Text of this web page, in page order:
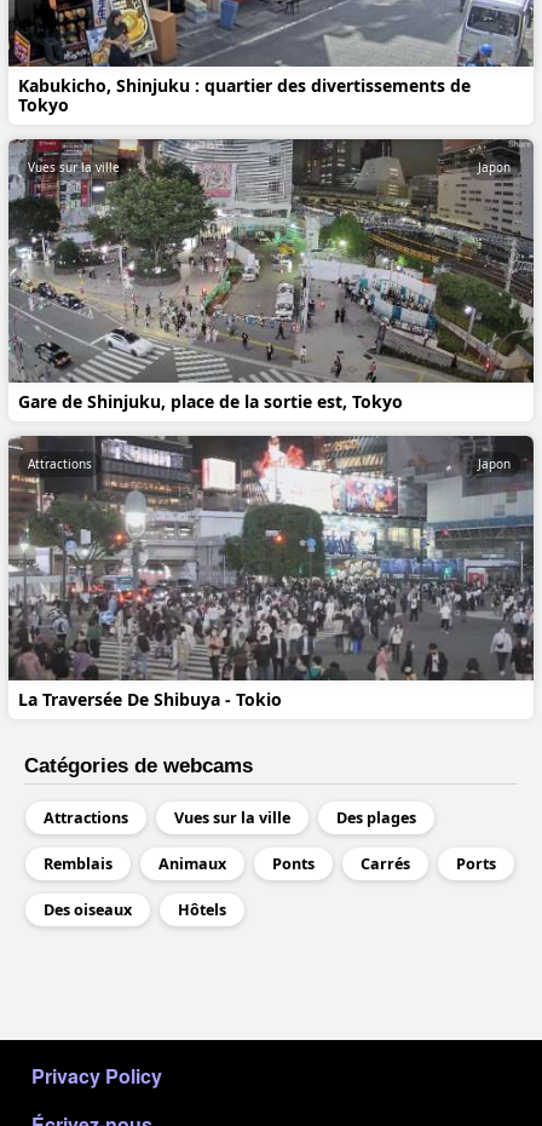
Kabukicho, Shinjuku : quartier des divertissements de
Tokyo
Gare de Shinjuku, place de la sortie est, Tokyo
Vues sur la ville Japon
La Traversée De Shibuya - Tokio
Attractions Japon
Catégories de webcams
Attractions Vues sur la ville Des plages
Remblais Animaux Ponts Carrés Ports
Des oiseaux Hôtels
Privacy Policy